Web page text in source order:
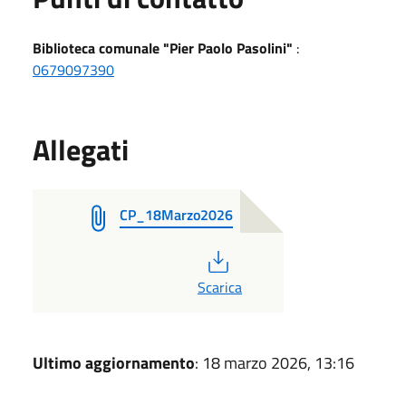
Biblioteca comunale "Pier Paolo Pasolini" :
0679097390
Allegati
CP_18Marzo2026
Scarica
Ultimo aggiornamento: 18 marzo 2026, 13:16